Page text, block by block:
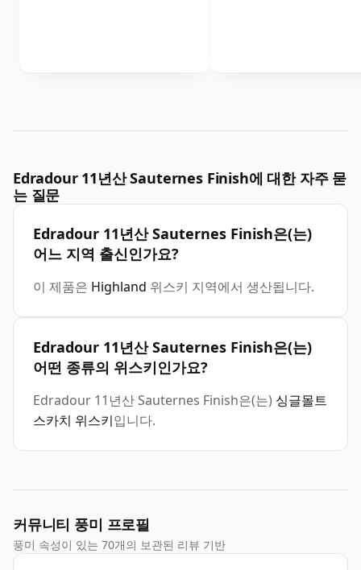
Edradour 11년산 Sauternes Finish에 대한 자주 묻
는 질문
Edradour 11년산 Sauternes Finish은(는)
어느 지역 출신인가요?
이 제품은 Highland 위스키 지역에서 생산됩니다.
Edradour 11년산 Sauternes Finish은(는)
어떤 종류의 위스키인가요?
Edradour 11년산 Sauternes Finish은(는) 싱글몰트
스카치 위스키입니다.
커뮤니티 풍미 프로필
풍미 속성이 있는 70개의 보관된 리뷰 기반